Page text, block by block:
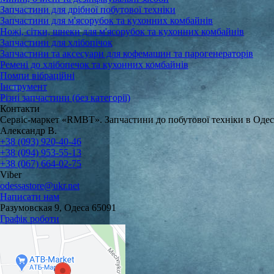
Запчастини для дрібної побутової техніки
Запчастини для м'ясорубок та кухонних комбайнів
Ножі, сітки, шнеки для м'ясорубок та кухонних комбайнів
Запчастини для хлібопічок
Запчастини та аксесуари для кофемашин та парогенераторів
Ремені до хлібопечок та кухонних комбайнів
Помпи вібраційні
Інструмент
Різні запчастини (без категорії)
Контакти
Сервіс-маркет «RMBT». Запчастини до побутової техніки в
Александр В.
+38 (093) 920-40-46
+38 (094) 953-55-13
+38 (067) 664-02-75
Viber
odessastore@ukr.net
Написати нам
Разумовская 9, Одеса 65091
Графік роботи